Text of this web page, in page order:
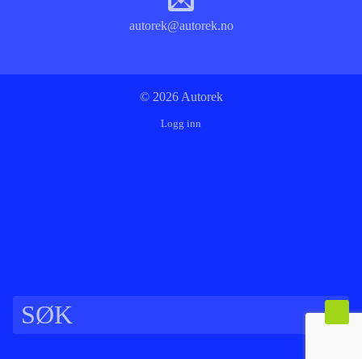
autorek@autorek.no
© 2026 Autorek
Logg inn